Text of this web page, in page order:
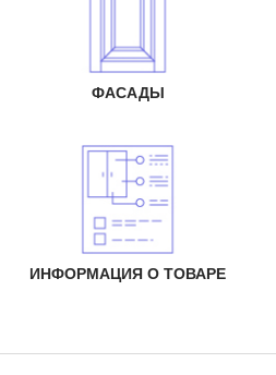
ФАСАДЫ
ИНФОРМАЦИЯ О ТОВАРЕ